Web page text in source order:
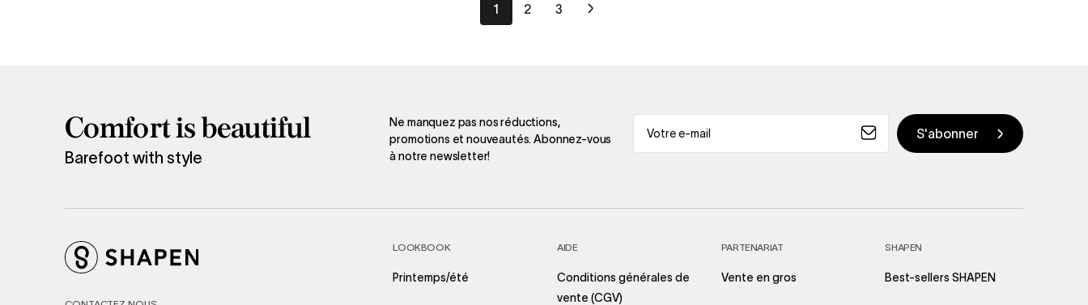
1 2 3
Comfort is beautiful
Barefoot with style
Ne manquez pas nos réductions,
promotions et nouveautés. Abonnez-vous
à notre newsletter!
LOOKBOOK
Printemps/été
AIDE
Conditions générales de
vente (CGV)
PARTENARIAT
Vente en gros
SHAPEN
Best-sellers SHAPEN